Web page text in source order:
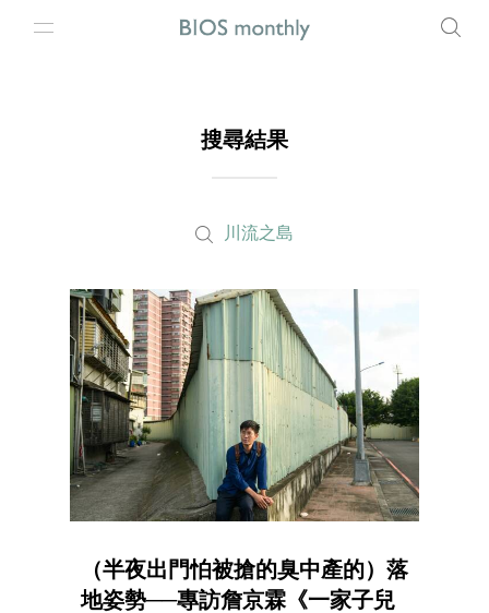
搜尋結果
川流之島
（半夜出門怕被搶的臭中產的）落
地姿勢──專訪詹京霖《一家子兒